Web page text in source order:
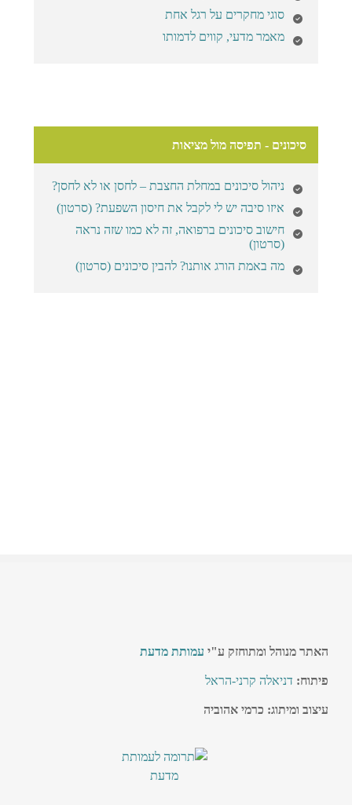
סוגי מחקרים על רגל אחת
מאמר מדעי, קווים לדמותו
סיכונים - תפיסה מול מציאות
ניהול סיכונים במחלת החצבת – לחסן או לא לחסן?
איזו סיבה יש לי לקבל את חיסון השפעת? (סרטון)
חישוב סיכונים ברפואה, זה לא כמו שזה נראה
(סרטון)
מה באמת הורג אותנו? להבין סיכונים (סרטון)
האתר מנוהל ומתוחזק ע"י עמותת מדעת
פיתוח: דניאלה קרני-הראל
עיצוב ומיתוג: כרמי אהוביה